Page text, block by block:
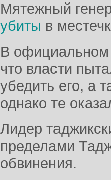
Мятежный
убиты в
В
что власти
убедить его, а
однако те
Лидер
пределами
обвинения.